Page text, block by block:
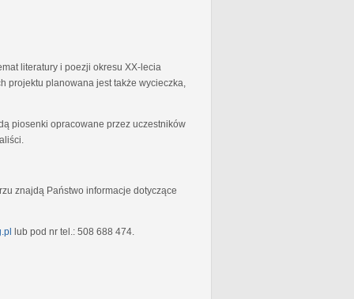
literatury i poezji okresu XX-lecia
projektu planowana jest także wycieczka,
piosenki opracowane przez uczestników
znajdą Państwo informacje dotyczące
lub pod nr tel.: 508 688 474.